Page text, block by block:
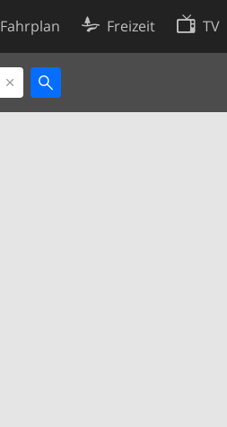
Fahrplan Freizeit TV
Cookie-Richtlinie
Cookie-Einstellungen